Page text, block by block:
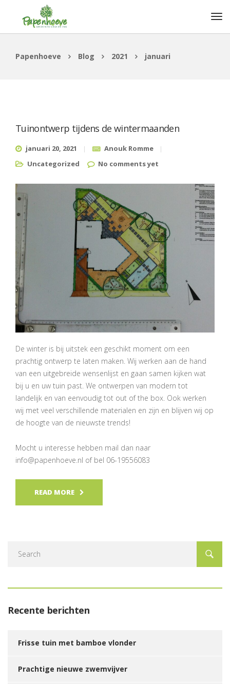
Papenhoeve Blog 2021 januari
Tuinontwerp tijdens de wintermaanden
januari 20, 2021
Anouk Romme
Uncategorized
No comments yet
De winter is bij uitstek een geschikt moment om een
prachtig ontwerp te laten maken. Wij werken aan de hand
van een uitgebreide wensenlijst en gaan samen kijken wat
bij u en uw tuin past. We ontwerpen van modern tot
landelijk en van eenvoudig tot out of the box. Ook werken
wij met veel verschillende materialen en zijn en blijven wij op
de hoogte van de nieuwste trends!
Mocht u interesse hebben mail dan naar
info@papenhoeve.nl of bel 06-19556083
READ MORE
Recente berichten
Frisse tuin met bamboe vlonder
Prachtige nieuwe zwemvijver